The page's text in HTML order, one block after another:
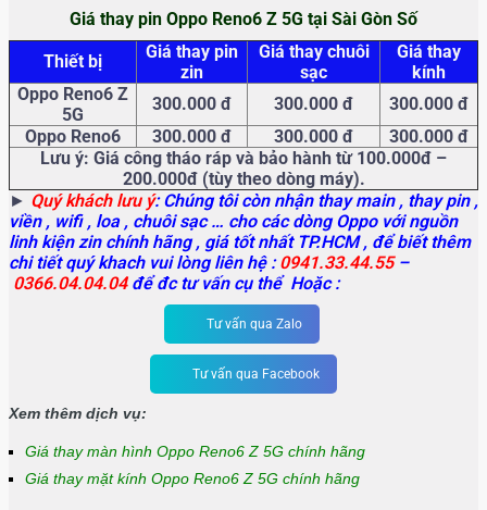
Giá thay pin Oppo Reno6 Z 5G tại Sài Gòn Số
Thiết bị
Giá thay pin
zin
Giá thay chuôi
sạc
Giá thay
kính
Oppo Reno6 Z
5G
300.000 đ 300.000 đ
300.000 đ
Oppo Reno6
300.000 đ 300.000 đ
300.000 đ
Lưu ý: Giá công tháo ráp và bảo hành từ 100.000đ –
200.000đ (tùy theo dòng máy).
► Quý khách lưu ý: Chúng tôi còn nhận thay main, thay pin ,
viền , wifi , loa , chuôi sạc … cho các dòng Oppo với nguồn
linh kiện zin chính hãng , giá tốt nhất TP.HCM , để biết thêm
chi tiết quý khach vui lòng liên hệ :0941.33.44.55–
0366.04.04.04để đc tư vấn cụ thể Hoặc :
Tư vấn qua Zalo
Tư vấn qua Facebook
Xem thêm dịch vụ:
Giá thay màn hình Oppo Reno6 Z 5G chính hãng
Giá thay mặt kính Oppo Reno6 Z 5G chính hãng